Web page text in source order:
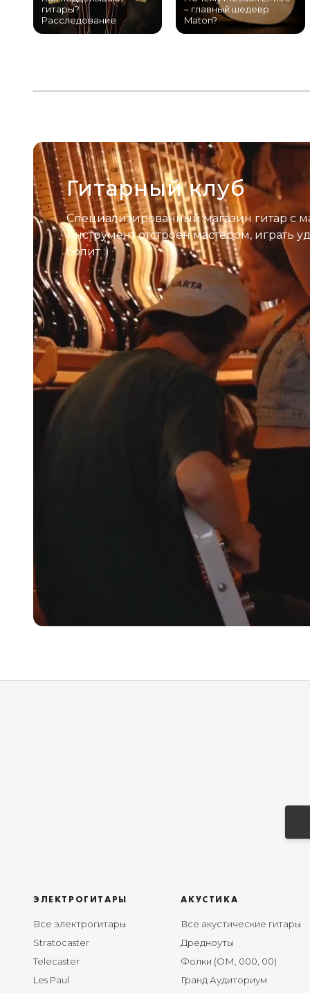
гитары?
Расследование
– главный шедевр
Maton?
Гитарный клуб
Специализированный магазин гитар с
инструмент отстроен мастером, играть
болит :)
ЭЛЕКТРОГИТАРЫ
Все электрогитары
Stratocaster
Telecaster
Les Paul
АКУСТИКА
Все акустические гитары
Дредноуты
Фолки (ОМ, 000, 00)
Гранд Аудиториум